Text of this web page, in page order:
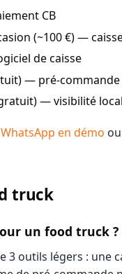
CB
(~100 €) —
de caisse
— pré-commande
— visibilité
en démo
truck
un food truck ?
3 outils légers : une